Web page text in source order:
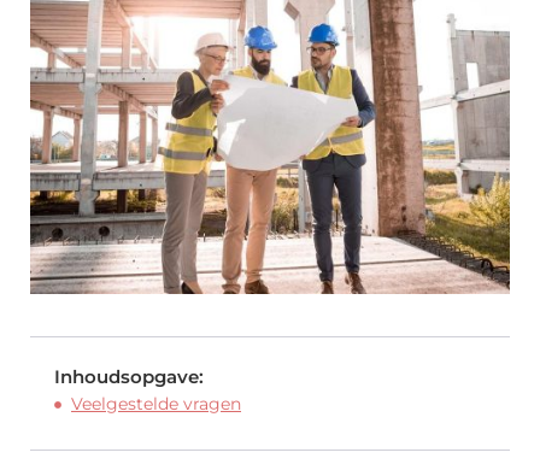
Inhoudsopgave:
Veelgestelde vragen